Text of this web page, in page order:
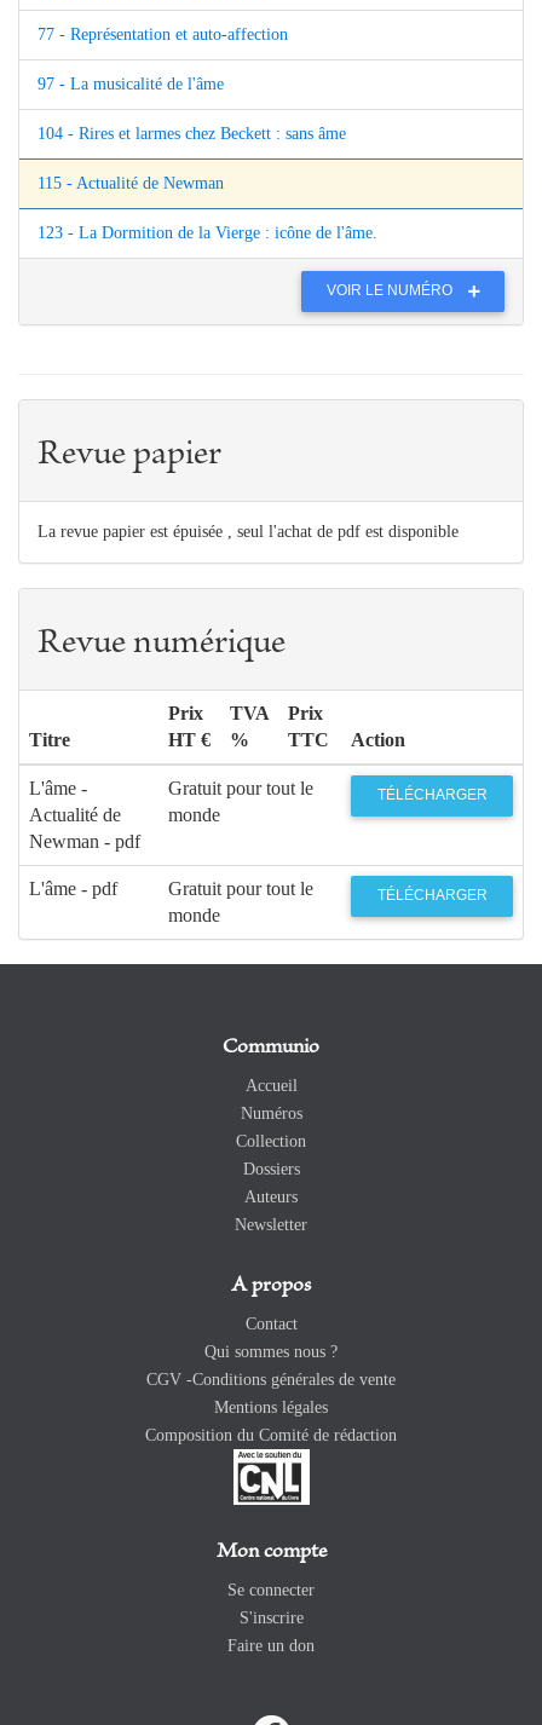
77 - Représentation et auto-affection
97 - La musicalité de l'âme
104 - Rires et larmes chez Beckett : sans âme
115 - Actualité de Newman
123 - La Dormition de la Vierge : icône de l'âme.
VOIR LE NUMÉRO
Revue papier
La revue papier est épuisée , seul l'achat de pdf est disponible
Revue numérique
Titre
Prix
HT €
TVA
%
Prix
TTC
Action
L'âme -
Actualité de
Newman - pdf
Gratuit pour tout le
monde
TÉLÉCHARGER
L'âme - pdf
Gratuit pour tout le
monde
TÉLÉCHARGER
Communio
Accueil
Numéros
Collection
Dossiers
Auteurs
Newsletter
A propos
Contact
Qui sommes nous ?
CGV -Conditions générales de vente
Mentions légales
Composition du Comité de rédaction
Mon compte
Se connecter
S'inscrire
Faire un don